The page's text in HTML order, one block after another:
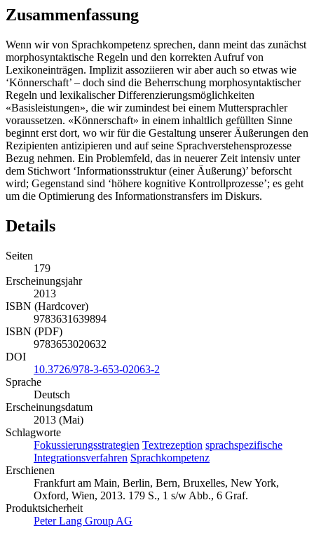
Zusammenfassung
Wenn wir von Sprachkompetenz sprechen, dann meint das zunächst
morphosyntaktische Regeln und den korrekten Aufruf von
Lexikoneinträgen. Implizit assoziieren wir aber auch so etwas wie
‘Könnerschaft’ – doch sind die Beherrschung morphosyntaktischer
Regeln und lexikalischer Differenzierungsmöglichkeiten
«Basisleistungen», die wir zumindest bei einem Muttersprachler
voraussetzen. «Könnerschaft» in einem inhaltlich gefüllten Sinne
beginnt erst dort, wo wir für die Gestaltung unserer Äußerungen den
Rezipienten antizipieren und auf seine Sprachverstehensprozesse
Bezug nehmen. Ein Problemfeld, das in neuerer Zeit intensiv unter
dem Stichwort ‘Informationsstruktur (einer Äußerung)’ beforscht
wird; Gegenstand sind ‘höhere kognitive Kontrollprozesse’; es geht
um die Optimierung des Informationstransfers im Diskurs.
Details
Seiten
179
Erscheinungsjahr
2013
ISBN (Hardcover)
9783631639894
ISBN (PDF)
9783653020632
DOI
10.3726/978-3-653-02063-2
Sprache
Deutsch
Erscheinungsdatum
2013 (Mai)
Schlagworte
Fokussierungsstrategien Textrezeption sprachspezifische
Integrationsverfahren Sprachkompetenz
Erschienen
Frankfurt am Main, Berlin, Bern, Bruxelles, New York,
Oxford, Wien, 2013. 179 S., 1 s/w Abb., 6 Graf.
Produktsicherheit
Peter Lang Group AG